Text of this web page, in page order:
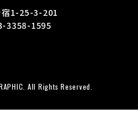
1-25-3-201
3358-1595
All Rights Reserved.